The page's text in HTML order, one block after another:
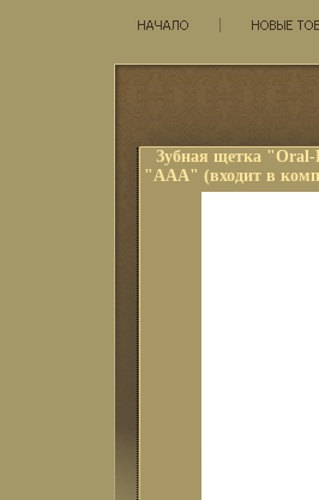
Зубная щетка "Oral-
"ААА" (входит в